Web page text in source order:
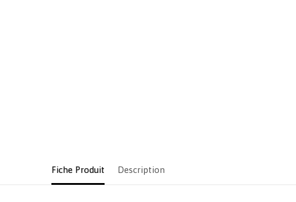
Fiche Produit Description